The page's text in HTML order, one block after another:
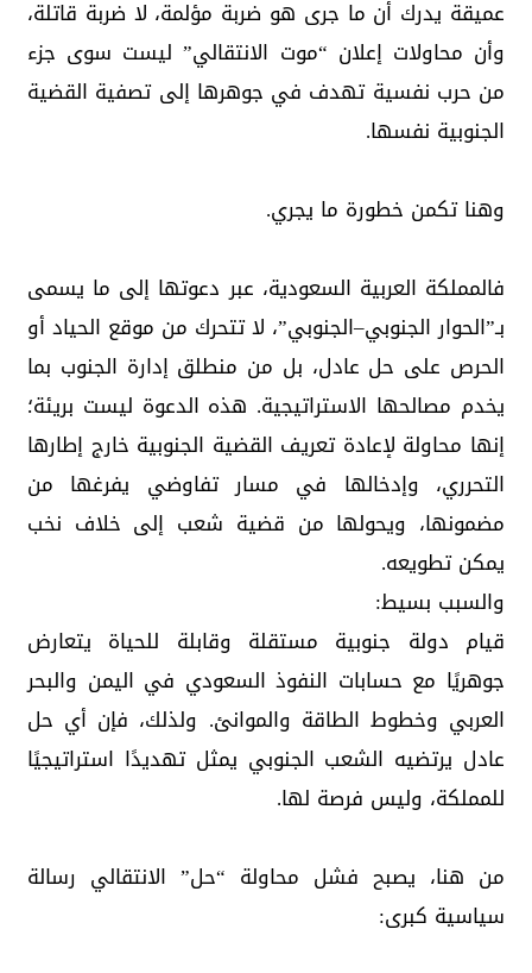
عميقة يدرك أن ما جرى هو ضربة مؤلمة، لا ضربة قاتلة،
وأن محاولات إعلان “موت الانتقالي” ليست سوى جزء
من حرب نفسية تهدف في جوهرها إلى تصفية القضية
الجنوبية نفسها.
وهنا تكمن خطورة ما يجري.
فالمملكة العربية السعودية، عبر دعوتها إلى ما يسمى
بـ”الحوار الجنوبي–الجنوبي”، لا تتحرك من موقع الحياد أو
الحرص على حل عادل، بل من منطلق إدارة الجنوب بما
يخدم مصالحها الاستراتيجية. هذه الدعوة ليست بريئة؛
إنها محاولة لإعادة تعريف القضية الجنوبية خارج إطارها
التحرري، وإدخالها في مسار تفاوضي يفرغها من
مضمونها، ويحولها من قضية شعب إلى خلاف نخب
يمكن تطويعه.
والسبب بسيط:
قيام دولة جنوبية مستقلة وقابلة للحياة يتعارض
جوهريًا مع حسابات النفوذ السعودي في اليمن والبحر
العربي وخطوط الطاقة والموانئ. ولذلك، فإن أي حل
عادل يرتضيه الشعب الجنوبي يمثل تهديدًا استراتيجيًا
للمملكة، وليس فرصة لها.
من هنا، يصبح فشل محاولة “حل” الانتقالي رسالة
سياسية كبرى: